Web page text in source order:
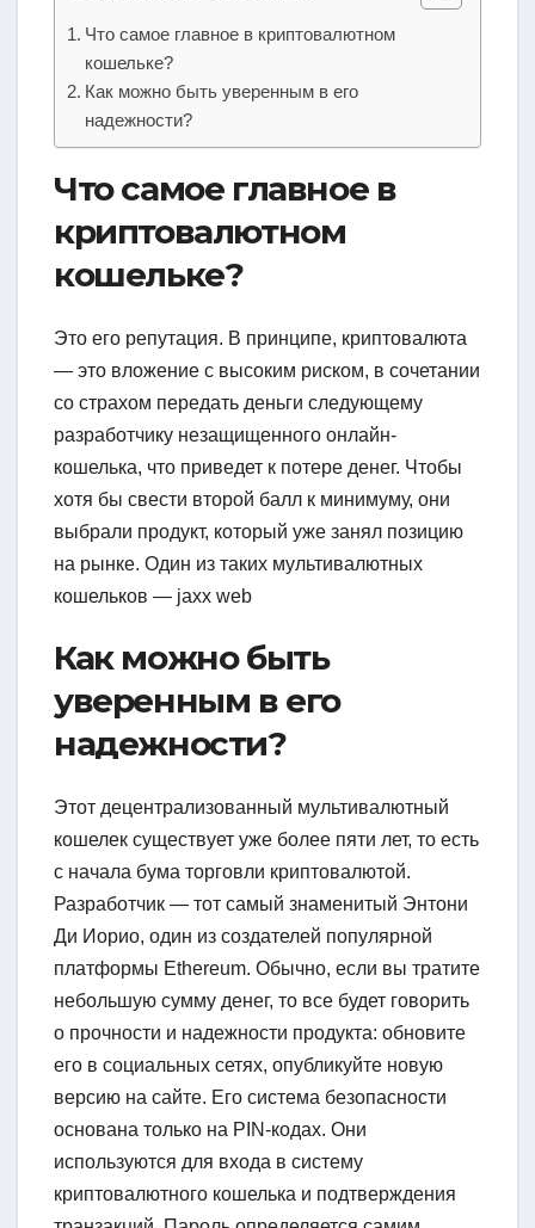
Что самое главное в криптовалютном
кошельке?
Как можно быть уверенным в его
надежности?
Что самое главное в
криптовалютном
кошельке?
Это его репутация. В принципе, криптовалюта
— это вложение с высоким риском, в сочетании
со страхом передать деньги следующему
разработчику незащищенного онлайн-
кошелька, что приведет к потере денег. Чтобы
хотя бы свести второй балл к минимуму, они
выбрали продукт, который уже занял позицию
на рынке. Один из таких мультивалютных
кошельков — jaxx web
Как можно быть
уверенным в его
надежности?
Этот децентрализованный мультивалютный
кошелек существует уже более пяти лет, то есть
с начала бума торговли криптовалютой.
Разработчик — тот самый знаменитый Энтони
Ди Иорио, один из создателей популярной
платформы Ethereum. Обычно, если вы тратите
небольшую сумму денег, то все будет говорить
о прочности и надежности продукта: обновите
его в социальных сетях, опубликуйте новую
версию на сайте. Его система безопасности
основана только на PIN-кодах. Они
используются для входа в систему
криптовалютного кошелька и подтверждения